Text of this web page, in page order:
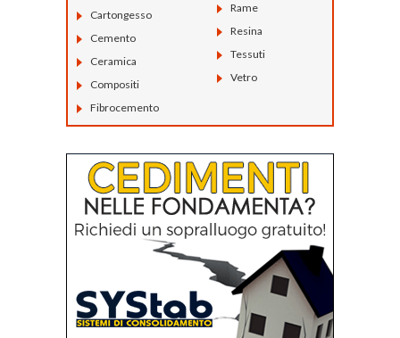
Cartongesso
Cemento
Ceramica
Compositi
Fibrocemento
Rame
Resina
Tessuti
Vetro